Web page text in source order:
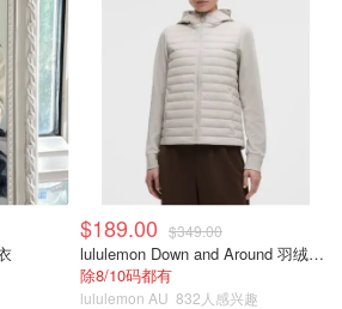
衣
$189.00 $349.00
lululemon Down and Around 羽绒夹克
除8/10码都有
lululemon AU 832人感兴趣